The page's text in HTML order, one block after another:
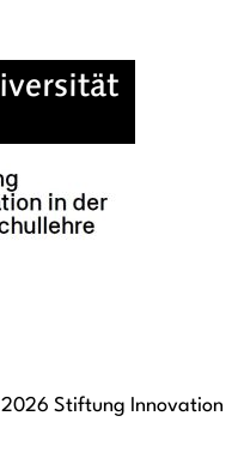
Stiftung Innovation